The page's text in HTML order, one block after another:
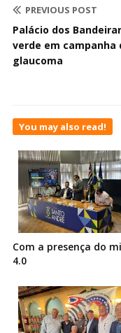
PREVIOUS POST
Palácio dos
verde em campanha
glaucoma
You may also read!
Com a presença do
4.0